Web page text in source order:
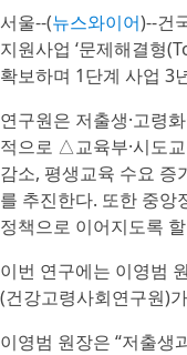
서울--(뉴스와이어)--건
지원사업 ‘문제해결형
확보하며 1단계 사업 3
연구원은 저출생·고령
적으로 △교육부·시도
감소, 평생교육 수요 증
를 추진한다. 또한 중앙
정책으로 이어지도록
이번 연구에는 이영범
(건강고령사회연구원)
이영범 원장은 “저출생